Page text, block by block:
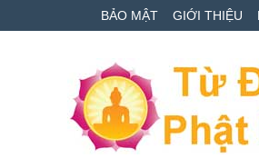
to
to
qua
BẢO MẬT GIỚI THIỆU